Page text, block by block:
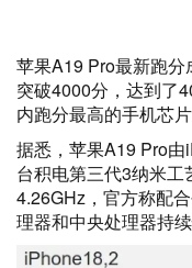
苹果A19 Pro最新跑
突破4000分，达到了
内跑分最高的手机芯片
据悉，苹果A19 Pro
台积电第三代3纳米
4.26GHz，官方称配
理器和中央处理器持